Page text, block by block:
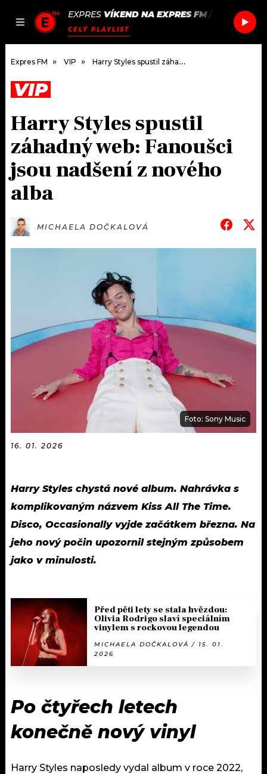
JAK
SEZNAM.CZ
EXPRES VÍKEND NA EXPRES FM/ JAZZY &
CELÝ PLAYLIST
DOMŮ
ČLÁNKY
HUDBA
ROZHOVORY
VIP
KULTURA
OSTATNÍ
PODCASTY
JAK NALADIT
RÁDIO
APLIKACE
JAK NALADIT
SOUTĚŽE
Expres FM VIP Harry Styles spustil záhadný web: Fanoušci jsou nadšení z nového alba
VIP
Harry Styles spustil
záhadný web: Fanoušci
jsou nadšení z nového
alba
MICHAELA DOČKALOVÁ
Foto: Sony Music
16. 01. 2026
Harry Styles chystá nové album. Nahrávka s
komplikovaným názvem Kiss All The Time.
Disco, Occasionally vyjde začátkem března. Na
jeho nový počin upozornil stejným způsobem
jako v minulosti.
Před pěti lety se stala hvězdou:
Olivia Rodrigo slaví speciálním
vinylem s rockovou legendou
MICHAELA DOČKALOVÁ / 15. 01.
2026
Po čtyřech letech
konečně nový vinyl
Harry Styles naposledy vydal album v roce 2022,